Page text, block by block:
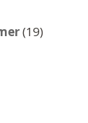
1919